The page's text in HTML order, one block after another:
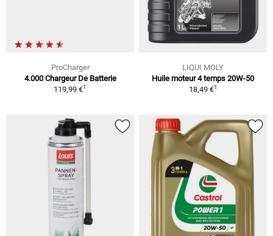
ProCharger
4.000 Chargeur De Batterie
119,99 €1
LIQUI MOLY
Huile moteur 4 temps 20W-50
18,49 €1